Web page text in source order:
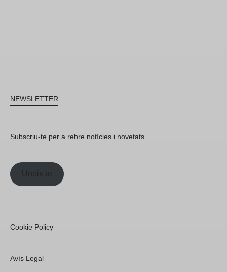
NEWSLETTER
Subscriu-te per a rebre notícies i novetats.
Uneix-te
Cookie Policy
Avís Legal